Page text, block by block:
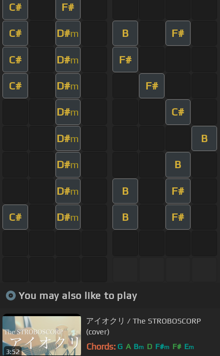
C# F#
C# D#m B F#
C# D#m F#
C# D#m F#
D#m C#
D#m B
D#m B
D#m B F#
C# D#m B F#
You may also like to play
3:52
アイオクリ / The STROBOSCORP
(cover)
Chords: G A Bm D F#m F# Em